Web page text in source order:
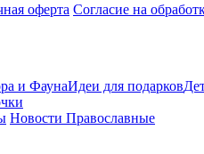
оферта Согласие на
и ФаунаИдеи для подарков
Новости Православные